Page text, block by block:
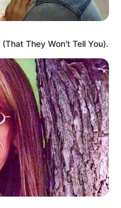
คนวันอาทิตย์ ไพ่ประจำวัน
ตโดดเด่นด้านการเงิน ท่านที่
จะปิดการขายได้อย่างง่ายดาย
มร่วมมืออย่างดี…
งรายวัน 5 กันยายน 2565
5 ก.ย. 2022
They Won't Tell You).